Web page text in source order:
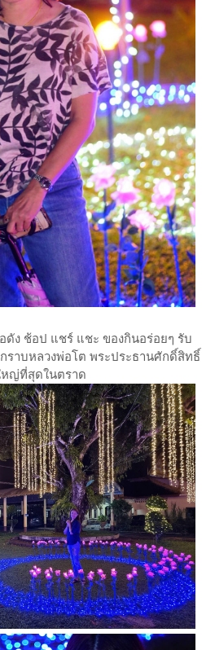
ง ช้อป แชร์ แชะ ของกินอร่อยๆ รับ
ราบหลวงพ่อโต พระประธานศักดิ์สิทธิ์
หญ่ที่สุดในตราด